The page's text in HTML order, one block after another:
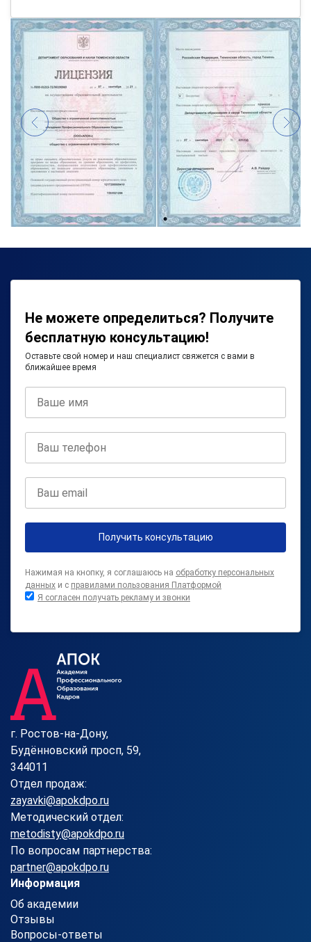
Не можете определиться? Получите
бесплатную консультацию!
Оставьте свой номер и наш специалист свяжется с вами в
ближайшее время
Получить консультацию
Нажимая на кнопку, я соглашаюсь на обработку персональных
данных и с правилами пользования Платформой
Я согласен получать рекламу и звонки
г. Ростов-на-Дону,
Будённовский просп, 59,
344011
Отдел продаж:
zayavki@apokdpo.ru
Методический отдел:
metodisty@apokdpo.ru
По вопросам партнерства:
partner@apokdpo.ru
Информация
Об академии
Отзывы
Вопросы-ответы